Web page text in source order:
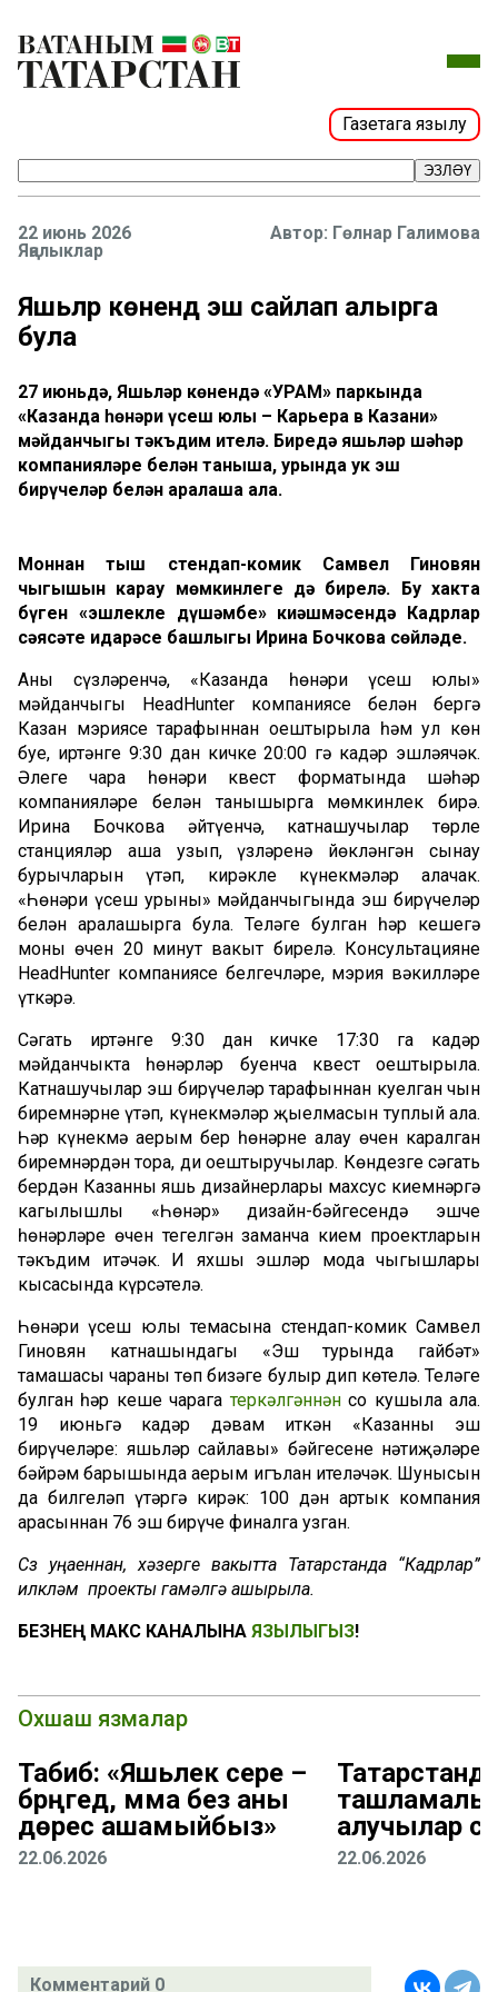
Газетага язылу
ЭЗЛӘҮ
22 июнь 2026
Яңалыклар
Гөлнар Галимова
Яшьләр көнендә эш сайлап алырга
була
27 июньдә, Яшьләр көнендә «УРАМ» паркында
«Казанда һөнәри үсеш юлы – Карьера в Казани»
мәйданчыгы тәкъдим ителә. Биредә яшьләр шәһәр
компанияләре белән таныша, урында ук эш
бирүчеләр белән аралаша ала.
Моннан тыш стендап-комик Самвел Гиновян
чыгышын карау мөмкинлеге дә бирелә. Бу хакта
бүген «эшлекле дүшәмбе» киңәшмәсендә Кадрлар
сәясәте идарәсе башлыгы Ирина Бочкова сөйләде.
Аның сүзләренчә, «Казанда һөнәри үсеш юлы»
мәйданчыгы HeadHunter компаниясе белән бергә
Казан мэриясе тарафыннан оештырыла һәм ул көн
буе, иртәнге 9:30 дан кичке 20:00 гә кадәр эшләячәк.
Әлеге чара һөнәри квест форматында шәһәр
компанияләре белән танышырга мөмкинлек бирә.
Ирина Бочкова әйтүенчә, катнашучылар төрле
станцияләр аша узып, үзләренә йөкләнгән сынау
бурычларын үтәп, кирәкле күнекмәләр алачак.
«Һөнәри үсеш урыны» мәйданчыгында эш бирүчеләр
белән аралашырга була. Теләге булган һәр кешегә
моның өчен 20 минут вакыт бирелә. Консультацияне
HeadHunter компаниясе белгечләре, мэрия вәкилләре
үткәрә.
Сәгать иртәнге 9:30 дан кичке 17:30 га кадәр
мәйданчыкта һөнәрләр буенча квест оештырыла.
Катнашучылар эш бирүчеләр тарафыннан куелган чын
биремнәрне үтәп, күнекмәләр җыелмасын туплый ала.
Һәр күнекмә аерым бер һөнәрне аңлау өчен каралган
биремнәрдән тора, ди оештыручылар. Көндезге сәгать
бердән Казанның яшь дизайнерлары махсус киемнәргә
кагылышлы «Һөнәр» дизайн-бәйгесендә эшче
һөнәрләре өчен тегелгән заманча кием проектларын
тәкъдим итәчәк. Иң яхшы эшләр мода чыгышлары
кысасында күрсәтелә.
Һөнәри үсеш юлы темасына стендап-комик Самвел
Гиновян катнашындагы «Эш турында гайбәт»
тамашасы чараның төп бизәге булыр дип көтелә. Теләге
булган һәр кеше чарагатеркәлгәннәнсоң кушыла ала.
19 июньгә кадәр дәвам иткән «Казанның эш
бирүчеләре: яшьләр сайлавы» бәйгесенең нәтиҗәләре
бәйрәм барышында аерым игълан ителәчәк. Шунысын
да билгеләп үтәргә кирәк: 100 дән артык компания
арасыннан 76 эш бирүче финалга узган.
Сүз уңаеннан, хәзерге вакытта Татарстанда “Кадрлар”
илкүләм проекты гамәлгә ашырыла.
БЕЗНЕҢ МАКС КАНАЛЫНА ЯЗЫЛЫГЫЗ!
Охшаш язмалар
Табиб: «Яшьлек сере –
бәрәңгедә, әмма без аны
дөрес ашамыйбыз»
22.06.2026
ташламалы
алучылар
22.06.2026
Комментарий 0